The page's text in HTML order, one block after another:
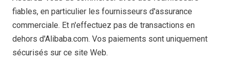
fiables, en particulier les fournisseurs d'assurance
commerciale. Et n'effectuez pas de transactions en
dehors d'Alibaba.com. Vos paiements sont uniquement
sécurisés sur ce site Web.